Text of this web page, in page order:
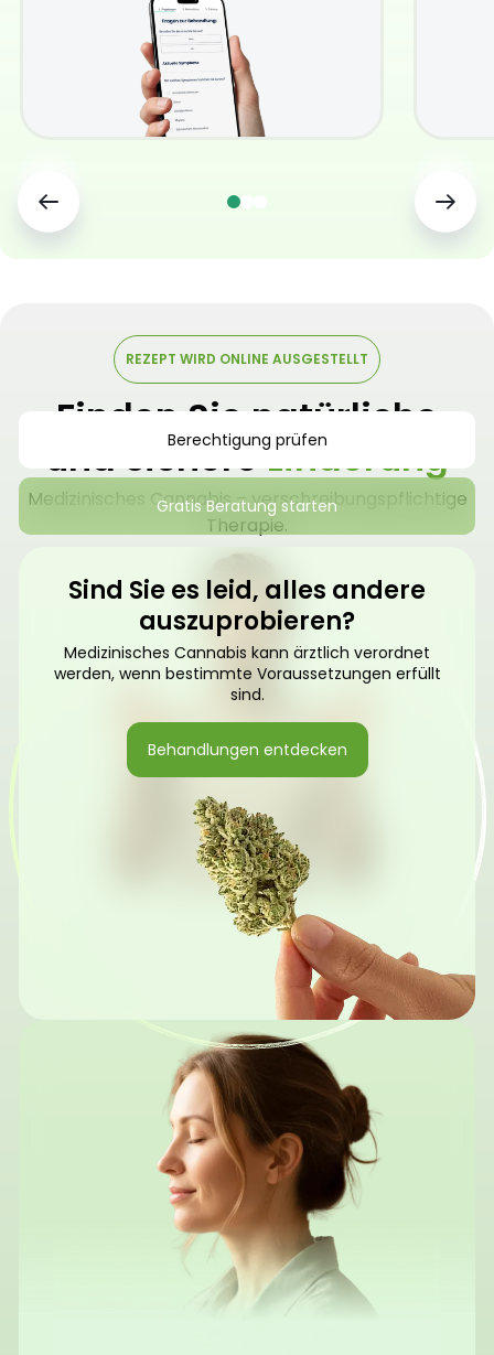
REZEPT WIRD ONLINE AUSGESTELLT
Finden Sie natürliche
und sichereLinderung
Medizinisches Cannabis – verschreibungspflichtige
Therapie.
Berechtigung prüfen
Gratis Beratung starten
Sind Sie es leid, alles andere
auszuprobieren?
Medizinisches Cannabis kann ärztlich verordnet
werden, wenn bestimmte Voraussetzungen erfüllt
sind.
Behandlungen entdecken